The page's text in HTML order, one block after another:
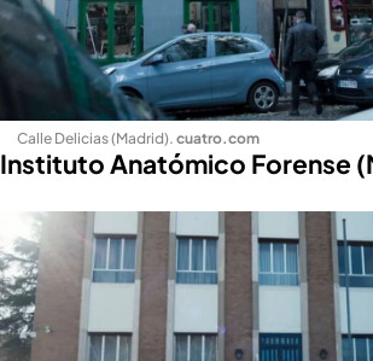
Calle Delicias (Madrid). cuatro.com
Instituto Anatómico Forense